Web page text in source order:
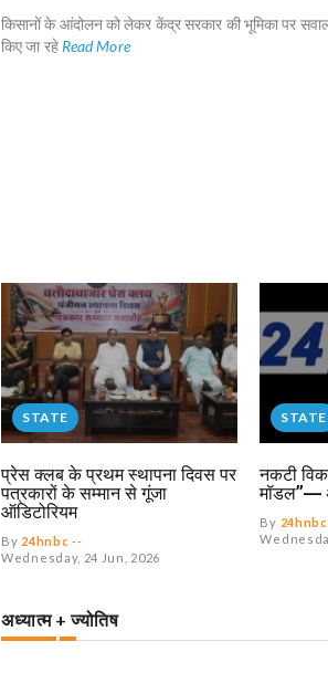
किसानों के आंदोलन को लेकर केंद्र सरकार की भूमिका पर
किए जा रहे Read More
STATE
प्रेस क्लब के प्रथम स्थापना दिवस पर
पत्रकारों के सम्मान से गूंजा
ऑडिटोरियम
By 24hnbc --
Wednesday, 24 Jun, 2026
STATE
नकटी
मॉडल”—
By 24hnbc
अध्यात्म + ज्योतिष